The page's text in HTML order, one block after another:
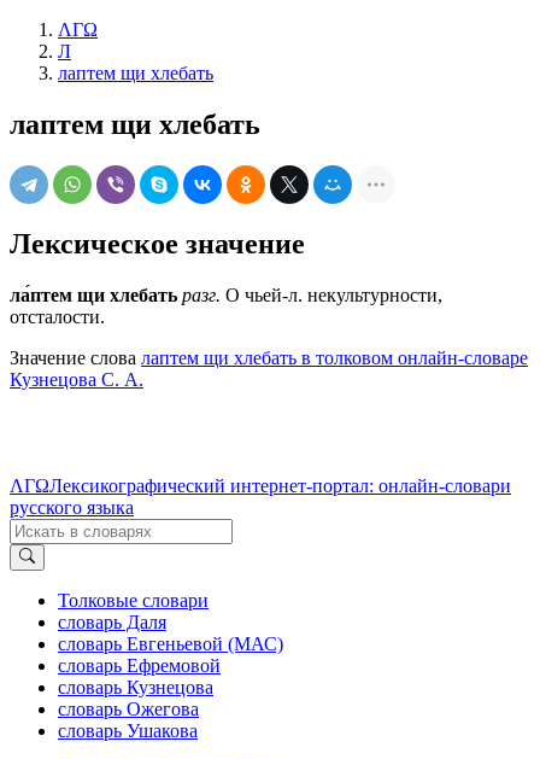
ΛΓΩ
Л
лаптем щи хлебать
лаптем щи хлебать
Лексическое значение
ла́птем щи хлебать разг. О чьей-л. некультурности,
отсталости.
Значение слова лаптем щи хлебать в толковом онлайн-словаре
Кузнецова С. А.
ΛΓΩЛексикографический интернет-портал: онлайн-словари
русского языка
Толковые словари
словарь Даля
словарь Евгеньевой (МАС)
словарь Ефремовой
словарь Кузнецова
словарь Ожегова
словарь Ушакова